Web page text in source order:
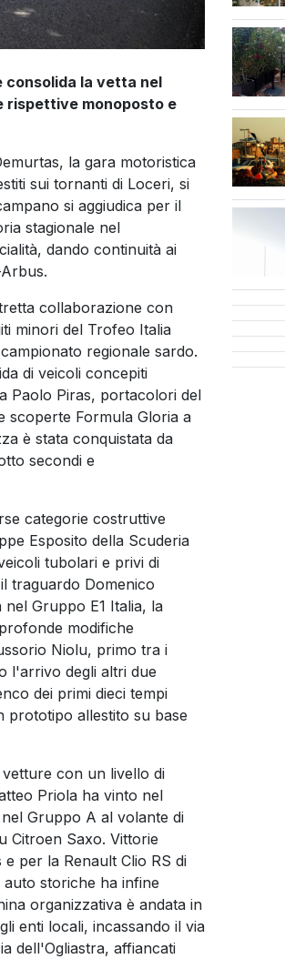
consolida la vetta nel
rispettive monoposto e
la gara motoristica
sui tornanti di Loceri, si
si aggiudica per il
stagionale nel
dando continuità ai
collaborazione con
minori del Trofeo Italia
regionale sardo.
di veicoli concepiti
Paolo Piras, portacolori del
scoperte Formula Gloria a
è stata conquistata da
secondi e
categorie costruttive
Esposito della Scuderia
tubolari e privi di
traguardo Domenico
Gruppo E1 Italia, la
modifiche
Niolu, primo tra i
l'arrivo degli altri due
dei primi dieci tempi
prototipo allestito su base
con un livello di
Priola ha vinto nel
Gruppo A al volante di
Citroen Saxo. Vittorie
per la Renault Clio RS di
storiche ha infine
organizzativa è andata in
enti locali, incassando il via
dell'Ogliastra, affiancati